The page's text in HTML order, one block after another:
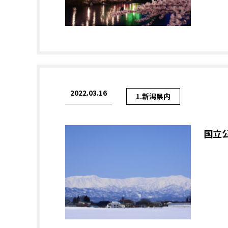
2022.03.16 1.新潟県内
国立